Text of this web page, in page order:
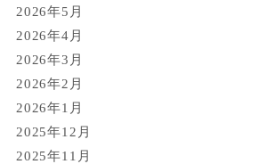
2026年5月
2026年4月
2026年3月
2026年2月
2026年1月
2025年12月
2025年11月